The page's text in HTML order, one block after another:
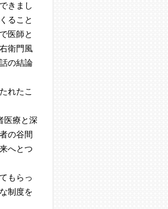
きまし
ること
医師と
衛門風
の結論
れたこ
医療と深
の谷間
へとつ
もらっ
制度を